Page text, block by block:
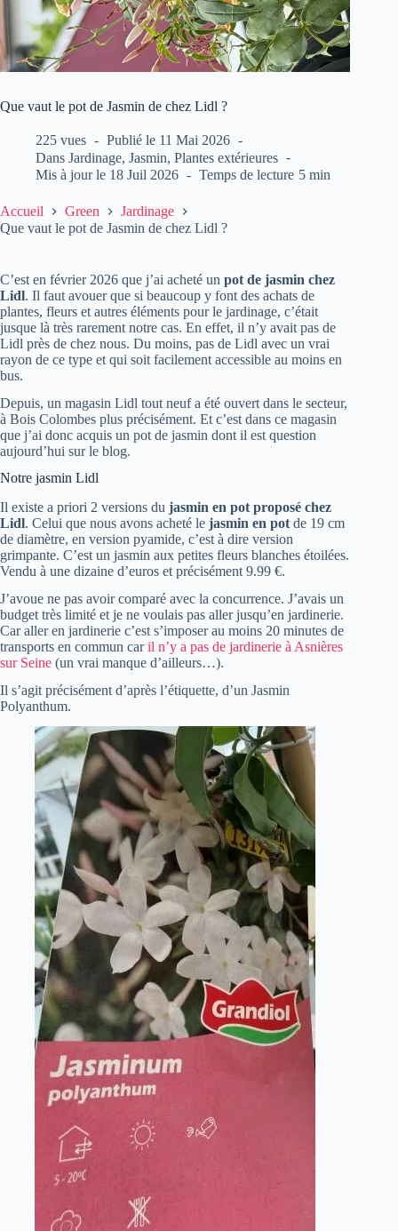
Que vaut le pot de Jasmin de chez Lidl ?
225 vues Publié le 11 Mai 2026
Dans Jardinage,Jasmin,Plantes extérieures
Mis à jour le 18 Juil 2026 Temps de lecture 5 min
Accueil Green
Jardinage
Que vaut le pot de Jasmin de chez Lidl ?
C’est en février 2026 que j’ai acheté un pot de jasmin chez
Lidl. Il faut avouer que si beaucoup y font des achats de
plantes, fleurs et autres éléments pour le jardinage, c’était
jusque là très rarement notre cas. En effet, il n’y avait pas de
Lidl près de chez nous. Du moins, pas de Lidl avec un vrai
rayon de ce type et qui soit facilement accessible au moins en
bus.
Depuis, un magasin Lidl tout neuf a été ouvert dans le secteur,
à Bois Colombes plus précisément. Et c’est dans ce magasin
que j’ai donc acquis un pot de jasmin dont il est question
aujourd’hui sur le blog.
Notre jasmin Lidl
Il existe a priori 2 versions du jasmin en pot proposé chez
Lidl. Celui que nous avons acheté le jasmin en pot de 19 cm
de diamètre, en version pyamide, c’est à dire version
grimpante. C’est un jasmin aux petites fleurs blanches étoilées.
Vendu à une dizaine d’euros et précisément 9.99 €.
J’avoue ne pas avoir comparé avec la concurrence. J’avais un
budget très limité et je ne voulais pas aller jusqu’en jardinerie.
Car aller en jardinerie c’est s’imposer au moins 20 minutes de
transports en commun caril n’y a pas de jardinerie à Asnières
sur Seine (un vrai manque d’ailleurs…).
Il s’agit précisément d’après l’étiquette, d’un Jasmin
Polyanthum.